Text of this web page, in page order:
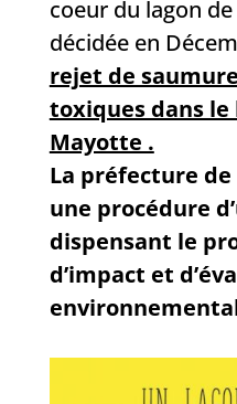
coeur du lagon
décidée en
rejet de
toxiques dans
Mayotte .
La préfecture
une procédure
dispensant le
d’impact et